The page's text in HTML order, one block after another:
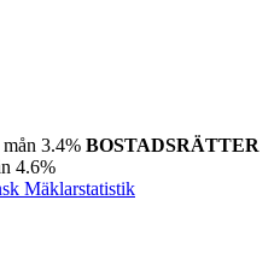
3.4% BOSTADSRÄTTER
4.6%
Mäklarstatistik